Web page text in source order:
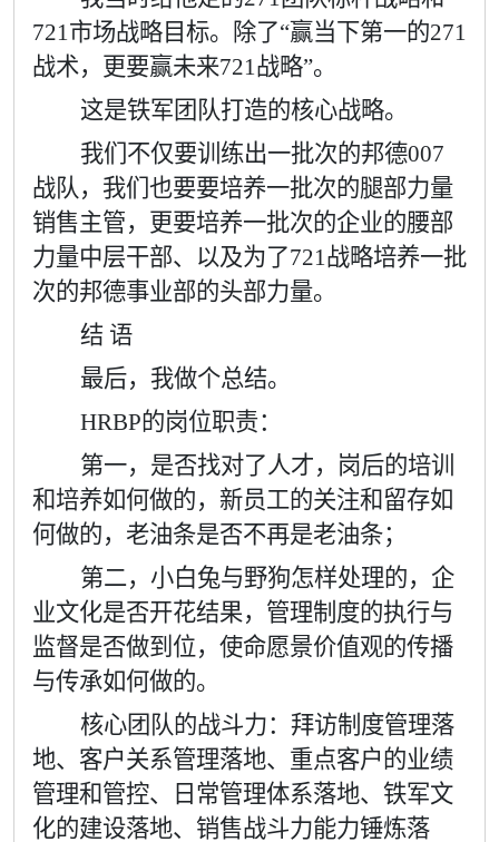
721市场战略目标。除了“赢当下第一的271
战术，更要赢未来721战略”。
这是铁军团队打造的核心战略。
我们不仅要训练出一批次的邦德007
战队，我们也要要培养一批次的腿部力量
销售主管，更要培养一批次的企业的腰部
力量中层干部、以及为了721战略培养一批
次的邦德事业部的头部力量。
结 语
最后，我做个总结。
HRBP的岗位职责：
第一，是否找对了人才，岗后的培训
和培养如何做的，新员工的关注和留存如
何做的，老油条是否不再是老油条；
第二，小白兔与野狗怎样处理的，企
业文化是否开花结果，管理制度的执行与
监督是否做到位，使命愿景价值观的传播
与传承如何做的。
核心团队的战斗力：拜访制度管理落
地、客户关系管理落地、重点客户的业绩
管理和管控、日常管理体系落地、铁军文
化的建设落地、销售战斗力能力锤炼落